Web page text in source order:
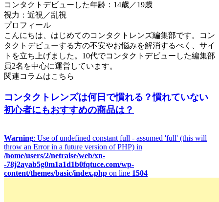
コンタクトデビューした年齢：14歳／19歳
視力：近視／乱視
プロフィール
こんにちは、はじめてのコンタクトレンズ編集部です。コン
タクトデビューする方の不安やお悩みを解消するべく、サイ
トを立ち上げました。10代でコンタクトデビューした編集部
員2名を中心に運営しています。
関連コラムはこちら
コンタクトレンズは何日で慣れる？慣れていない
初心者にもおすすめの商品は？
Warning: Use of undefined constant full - assumed 'full' (this will
throw an Error in a future version of PHP) in
/home/users/2/netraise/web/xn-
-78j2ayab5g0m1a1d1b0fqtuce.com/wp-
content/themes/basic/index.php on line 1504